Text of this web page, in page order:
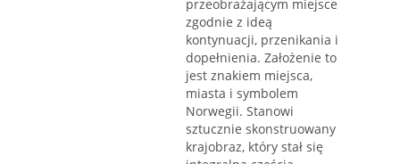
przeobrażającym miejsce
zgodnie z ideą
kontynuacji, przenikania i
dopełnienia. Założenie to
jest znakiem miejsca,
miasta i symbolem
Norwegii. Stanowi
sztucznie skonstruowany
krajobraz, który stał się